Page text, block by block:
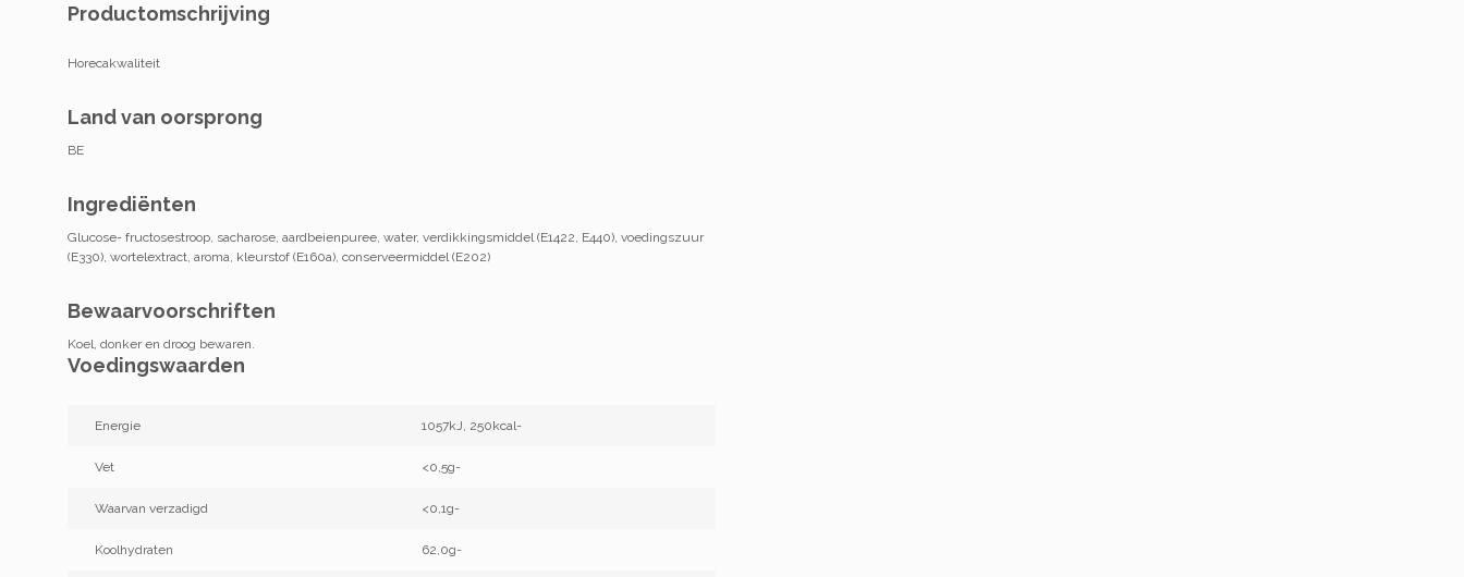
Productomschrijving
Horecakwaliteit
Land van oorsprong
BE
Ingrediënten
Glucose- fructosestroop, sacharose, aardbeienpuree, water, verdikkingsmiddel (E1422, E440), voedingszuur
(E330), wortelextract, aroma, kleurstof (E160a), conserveermiddel (E202)
Bewaarvoorschriften
Koel, donker en droog bewaren.
Voedingswaarden
Energie 1057kJ, 250kcal-
Vet <0,5g-
Waarvan verzadigd <0,1g-
Koolhydraten 62,0g-